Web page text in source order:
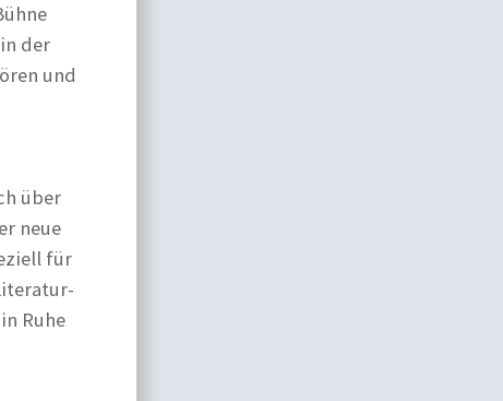
der
und
über
neue
für
Ruhe